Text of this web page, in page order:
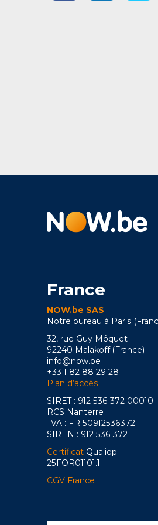
France
NOW.be SAS
Notre bureau à Paris
32, rue Guy Môquet
92240 Malakoff (France)
info@now.be
+33 1 82 88 29 28
Plan d’accès
SIRET : 912 536 372 00010
RCS Nanterre
TVA : FR 50912536372
SIREN : 912 536 372
Certificat Qualiopi
25FOR01101.1
CGV France